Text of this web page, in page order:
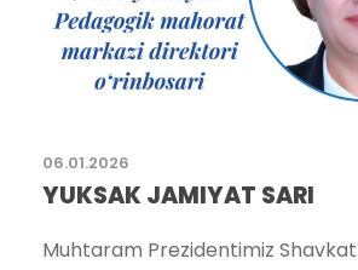
06.01.2026
YUKSAK JAMIYAT SARI
Muhtaram Prezidentimiz